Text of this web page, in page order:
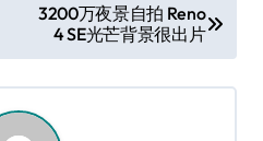
3200万夜景自拍 Reno
4 SE光芒背景很出片